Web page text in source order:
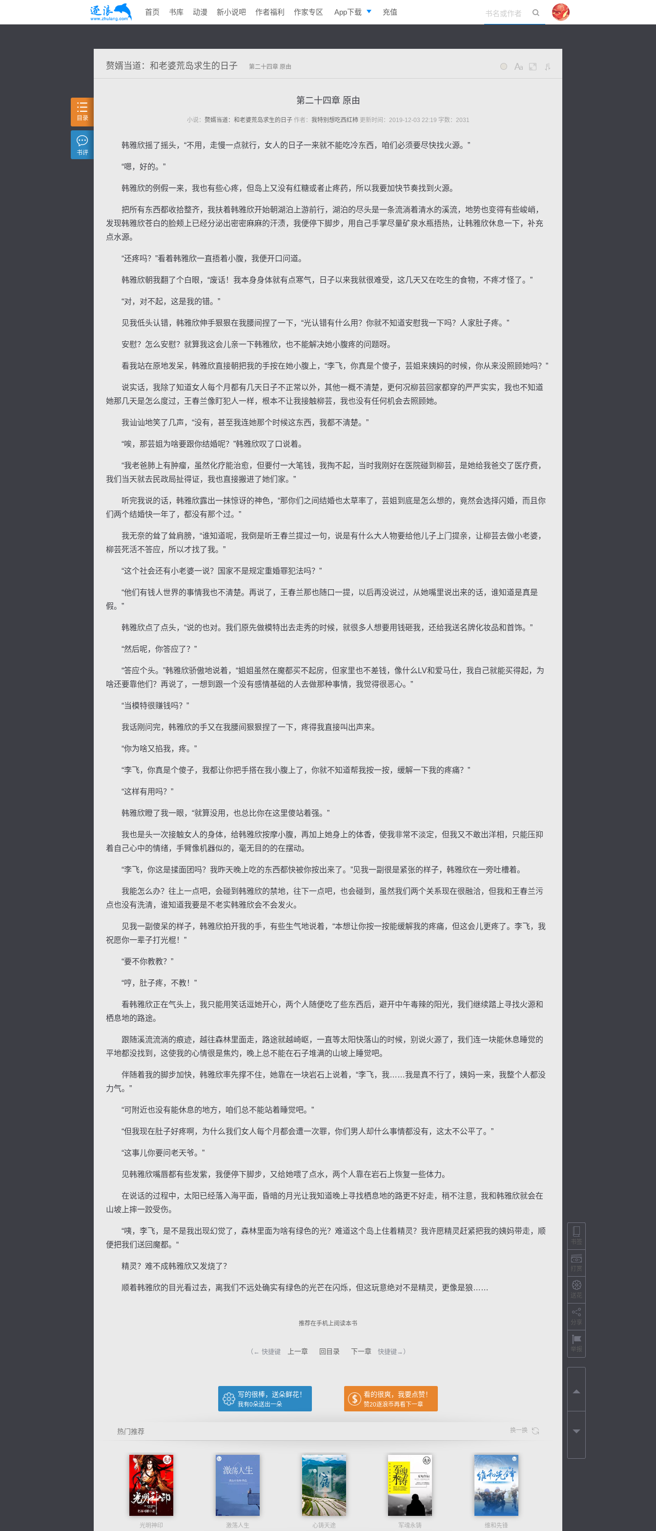
首页 书库 动漫 新小说吧 作者福利 作家专区 App下载 充值
赘婿当道：和老婆荒岛求生的日子 第二十四章 原由
色
第二十四章 原由
小说： 赘婿当道：和老婆荒岛求生的日子作者： 我特别想吃西红柿更新时间：2019-12-03 22:19 字数：2031
韩雅欣摇了摇头，“不用，走慢一点就行，女人的日子一来就不能吃冷东西，咱们必须要尽快找火源。”
“嗯，好的。”
韩雅欣的例假一来，我也有些心疼，但岛上又没有红糖或者止疼药，所以我要加快节奏找到火源。
把所有东西都收拾整齐，我扶着韩雅欣开始朝湖泊上游前行，湖泊的尽头是一条流淌着清水的溪流，地势也变得有些峻峭，
发现韩雅欣苍白的脸颊上已经分泌出密密麻麻的汗渍，我便停下脚步，用自己手掌尽量矿泉水瓶捂热，让韩雅欣休息一下，补充
点水源。
“还疼吗？”看着韩雅欣一直捂着小腹，我便开口问道。
韩雅欣朝我翻了个白眼，“废话！我本身身体就有点寒气，日子以来我就很难受，这几天又在吃生的食物，不疼才怪了。”
“对，对不起，这是我的错。”
见我低头认错，韩雅欣伸手狠狠在我腰间捏了一下，“光认错有什么用？你就不知道安慰我一下吗？人家肚子疼。”
安慰？怎么安慰？就算我这会儿亲一下韩雅欣，也不能解决她小腹疼的问题呀。
看我站在原地发呆，韩雅欣直接朝把我的手按在她小腹上，“李飞，你真是个傻子，芸姐来姨妈的时候，你从来没照顾她吗？”
说实话，我除了知道女人每个月都有几天日子不正常以外，其他一概不清楚，更何况柳芸回家都穿的严严实实，我也不知道
她那几天是怎么度过，王春兰像盯犯人一样，根本不让我接触柳芸，我也没有任何机会去照顾她。
我讪讪地笑了几声，“没有，甚至我连她那个时候这东西，我都不清楚。”
“唉，那芸姐为啥要跟你结婚呢？”韩雅欣叹了口说着。
“我老爸肺上有肿瘤，虽然化疗能治愈，但要付一大笔钱，我掏不起，当时我刚好在医院碰到柳芸，是她给我爸交了医疗费，
我们当天就去民政局扯得证，我也直接搬进了她们家。”
听完我说的话，韩雅欣露出一抹惊讶的神色，“那你们之间结婚也太草率了，芸姐到底是怎么想的，竟然会选择闪婚，而且你
们两个结婚快一年了，都没有那个过。”
我无奈的耸了耸肩膀，“谁知道呢，我倒是听王春兰提过一句，说是有什么大人物要给他儿子上门提亲，让柳芸去做小老婆，
柳芸死活不答应，所以才找了我。”
“这个社会还有小老婆一说？国家不是规定重婚罪犯法吗？”
“他们有钱人世界的事情我也不清楚。再说了，王春兰那也随口一提，以后再没说过，从她嘴里说出来的话，谁知道是真是
假。”
韩雅欣点了点头，“说的也对。我们原先做模特出去走秀的时候，就很多人想要用钱砸我，还给我送名牌化妆品和首饰。”
“然后呢，你答应了？”
“答应个头。”韩雅欣骄傲地说着，“姐姐虽然在魔都买不起房，但家里也不差钱，像什么LV和爱马仕，我自己就能买得起，为
啥还要靠他们？再说了，一想到跟一个没有感情基础的人去做那种事情，我觉得很恶心。”
“当模特很赚钱吗？”
我话刚问完，韩雅欣的手又在我腰间狠狠捏了一下，疼得我直接叫出声来。
“你为啥又掐我，疼。”
“李飞，你真是个傻子，我都让你把手搭在我小腹上了，你就不知道帮我按一按，缓解一下我的疼痛？”
“这样有用吗？”
韩雅欣瞪了我一眼，“就算没用，也总比你在这里傻站着强。”
我也是头一次接触女人的身体，给韩雅欣按摩小腹，再加上她身上的体香，使我非常不淡定，但我又不敢出洋相，只能压抑
着自己心中的情绪，手臂像机器似的，毫无目的的在摆动。
“李飞，你这是揉面团吗？我昨天晚上吃的东西都快被你按出来了。”见我一副很是紧张的样子，韩雅欣在一旁吐槽着。
我能怎么办？往上一点吧，会碰到韩雅欣的禁地，往下一点吧，也会碰到，虽然我们两个关系现在很融洽，但我和王春兰污
点也没有洗清，谁知道我要是不老实韩雅欣会不会发火。
见我一副傻呆的样子，韩雅欣拍开我的手，有些生气地说着，“本想让你按一按能缓解我的疼痛，但这会儿更疼了。李飞，我
祝愿你一辈子打光棍！”
“要不你教教？”
“哼，肚子疼，不教！”
看韩雅欣正在气头上，我只能用笑话逗她开心，两个人随便吃了些东西后，避开中午毒辣的阳光，我们继续踏上寻找火源和
栖息地的路途。
跟随溪流流淌的痕迹，越往森林里面走，路途就越崎岖，一直等太阳快落山的时候，别说火源了，我们连一块能休息睡觉的
平地都没找到，这使我的心情很是焦灼，晚上总不能在石子堆满的山坡上睡觉吧。
伴随着我的脚步加快，韩雅欣率先撑不住，她靠在一块岩石上说着，“李飞，我……我是真不行了，姨妈一来，我整个人都没
力气。”
“可附近也没有能休息的地方，咱们总不能站着睡觉吧。”
“但我现在肚子好疼啊，为什么我们女人每个月都会遭一次罪，你们男人却什么事情都没有，这太不公平了。”
“这事儿你要问老天爷。”
见韩雅欣嘴唇都有些发紫，我便停下脚步，又给她喂了点水，两个人靠在岩石上恢复一些体力。
在说话的过程中，太阳已经落入海平面，昏暗的月光让我知道晚上寻找栖息地的路更不好走，稍不注意，我和韩雅欣就会在
山坡上摔一跤受伤。
“咦，李飞，是不是我出现幻觉了，森林里面为啥有绿色的光？难道这个岛上住着精灵？我许愿精灵赶紧把我的姨妈带走，顺
便把我们送回魔都。“
精灵？难不成韩雅欣又发烧了？
顺着韩雅欣的目光看过去，离我们不远处确实有绿色的光芒在闪烁，但这玩意绝对不是精灵，更像是狼……
推荐在手机上阅读本书
（← 快捷键 上一章 回目录 下一章 快捷键→）
写的很棒，送朵鲜花！
我有0朵送出一朵
看的很爽，我要点赞！
赞20逐浪币再看下一章
热门推荐 换一换
光明神印 激荡人生 心铸天途 军魂永铸 维和先锋
目录
书评
书签
打赏
送花
分享
举报